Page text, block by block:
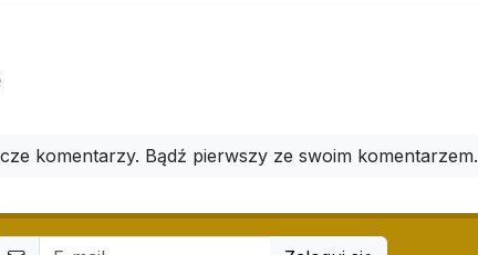
komentarzy. Bądź pierwszy ze swoim komentarzem.